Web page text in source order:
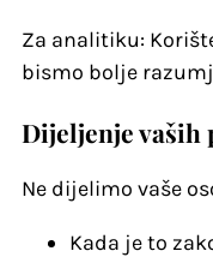
Za analitiku:
bismo bolje
Dijeljenje vaših
Ne dijelimo vaše
Kada je to